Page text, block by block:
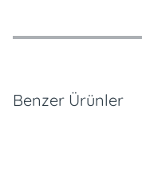
Özellikler
Ödeme Seçenekleri
Teslimat ve İade Koşulları
Benzer Ürünler